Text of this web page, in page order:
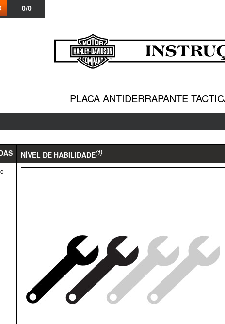
0/0
PLACA ANTIDERRAPANTE
NÍVEL DE HABILIDADE(1)